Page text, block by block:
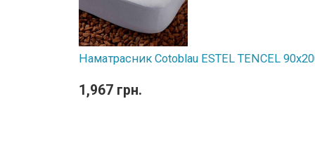
Наматрасник Cotoblau ESTEL TENCEL
1,967 грн.